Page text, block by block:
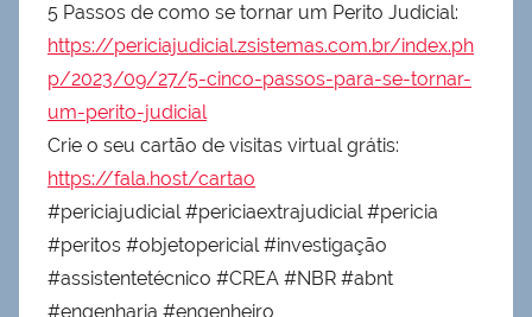
5 Passos de como se tornar um Perito Judicial:
https://periciajudicial.zsistemas.com.br/index.ph
p/2023/09/27/5-cinco-passos-para-se-tornar-
um-perito-judicial
Crie o seu cartão de visitas virtual grátis:
https://fala.host/cartao
#periciajudicial #periciaextrajudicial #pericia
#peritos #objetopericial #investigação
#assistentetécnico #CREA #NBR #abnt
#engenharia #engenheiro